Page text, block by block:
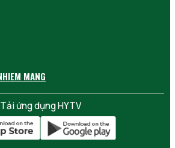
Tải ứng dụng HYTV